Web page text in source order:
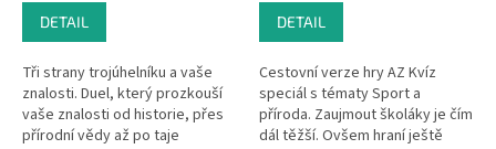
DETAIL
Tři strany trojúhelníku a vaše
znalosti. Duel, který prozkouší
vaše znalosti od historie, přes
přírodní vědy až po taje
DETAIL
Cestovní verze hry AZ Kvíz
speciál s tématy Sport a
příroda. Zaujmout školáky je čím
dál těžší. Ovšem hraní ještě